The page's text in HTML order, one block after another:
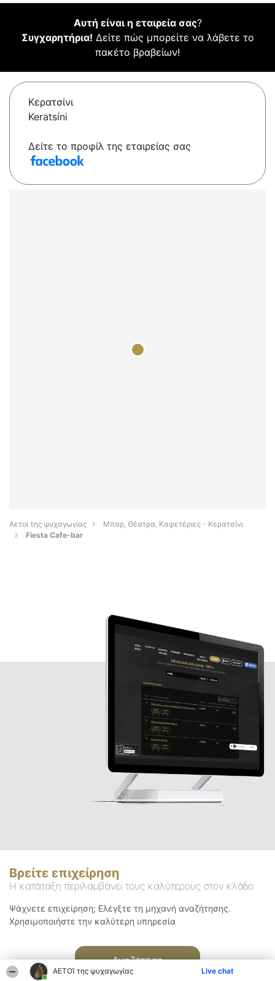
ΑΕΤΟΊ της ψυχαγωγίας Live chat
Αυτή είναι η εταιρεία σας?
Συγχαρητήρια! Δείτε πώς μπορείτε να λάβετε το
πακέτο βραβείων!
Κερατσίνι
Keratsíni
Δείτε το προφίλ της εταιρείας σας
Αετοί της ψυχαγωγίας
Μπαρ, Θέατρα, Καφετέριες - Κερατσίνι
Fiesta Cafe-bar
Βρείτε επιχείρηση
Η κατάταξη περιλαμβάνει τους καλύτερους στον κλάδο
Ψάχνετε επιχείρηση; Ελέγξτε τη μηχανή αναζήτησης.
Χρησιμοποιήστε την καλύτερη υπηρεσία
Αναζήτηση